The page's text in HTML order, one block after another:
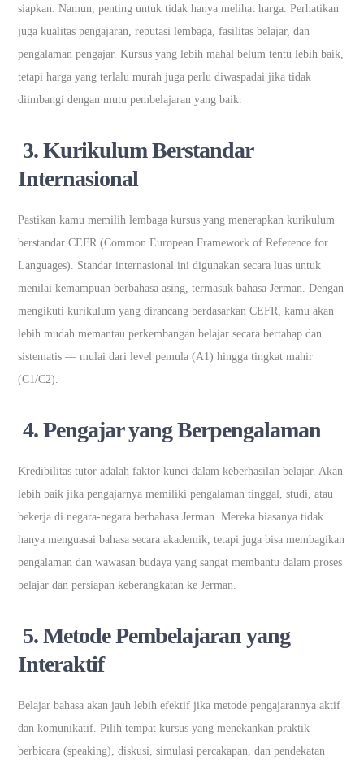
siapkan. Namun, penting untuk tidak hanya melihat harga. Perhatikan
juga kualitas pengajaran, reputasi lembaga, fasilitas belajar, dan
pengalaman pengajar. Kursus yang lebih mahal belum tentu lebih baik,
tetapi harga yang terlalu murah juga perlu diwaspadai jika tidak
diimbangi dengan mutu pembelajaran yang baik.
3. Kurikulum Berstandar
Internasional
Pastikan kamu memilih lembaga kursus yang menerapkan kurikulum
berstandar CEFR (Common European Framework of Reference for
Languages). Standar internasional ini digunakan secara luas untuk
menilai kemampuan berbahasa asing, termasuk bahasa Jerman. Dengan
mengikuti kurikulum yang dirancang berdasarkan CEFR, kamu akan
lebih mudah memantau perkembangan belajar secara bertahap dan
sistematis — mulai dari level pemula (A1) hingga tingkat mahir
(C1/C2).
4. Pengajar yang Berpengalaman
Kredibilitas tutor adalah faktor kunci dalam keberhasilan belajar. Akan
lebih baik jika pengajarnya memiliki pengalaman tinggal, studi, atau
bekerja di negara-negara berbahasa Jerman. Mereka biasanya tidak
hanya menguasai bahasa secara akademik, tetapi juga bisa membagikan
pengalaman dan wawasan budaya yang sangat membantu dalam proses
belajar dan persiapan keberangkatan ke Jerman.
5. Metode Pembelajaran yang
Interaktif
Belajar bahasa akan jauh lebih efektif jika metode pengajarannya aktif
dan komunikatif. Pilih tempat kursus yang menekankan praktik
berbicara (speaking), diskusi, simulasi percakapan, dan pendekatan